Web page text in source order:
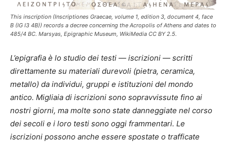
This inscription (Inscriptiones Graecae, volume 1, edition 3, document 4, face
B (IG I3 4B)) records a decree concerning the Acropolis of Athens and dates to
485/4 BC. Marsyas, Epigraphic Museum, WikiMedia CC BY 2.5.
L’epigrafia è lo studio dei testi — iscrizioni — scritti
direttamente su materiali durevoli (pietra, ceramica,
metallo) da individui, gruppi e istituzioni del mondo
antico. Migliaia di iscrizioni sono sopravvissute fino ai
nostri giorni, ma molte sono state danneggiate nel corso
dei secoli e i loro testi sono oggi frammentari. Le
iscrizioni possono anche essere spostate o trafficate